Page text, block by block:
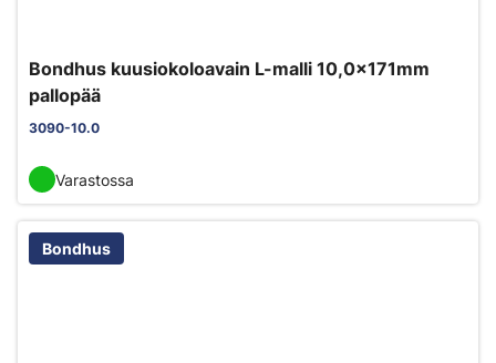
Bondhus kuusiokoloavain L-malli 10,0x171mm
pallopää
3090-10.0
Varastossa
Bondhus